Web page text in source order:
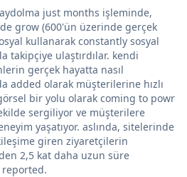
just months işleminde,
grow (600'ün üzerinde gerçek
kullanarak constantly sosyal
takipçiye ulaştırdılar. kendi
gerçek hayatta nasıl
added olarak müşterilerine hızlı
bir yolu olarak coming to powr
sergiliyor ve müşterilere
yaşatıyor. aslında, sitelerinde
giren ziyaretçilerin
2,5 kat daha uzun süre